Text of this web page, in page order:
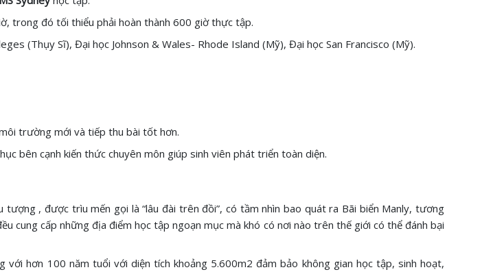
trong đó tối thiểu phải hoàn thành 600 giờ thực tập.
(Thụy Sĩ), Đại học Johnson & Wales- Rhode Island (Mỹ), Đại học San Francisco (Mỹ).
trường mới và tiếp thu bài tốt hơn.
bên cạnh kiến thức chuyên môn giúp sinh viên phát triển toàn diện.
, được trìu mến gọi là “lâu đài trên đồi”, có tầm nhìn bao quát ra Bãi biển Manly, tương
cung cấp những địa điểm học tập ngoạn mục mà khó có nơi nào trên thế giới có thể đánh bại
hơn 100 năm tuổi với diện tích khoảng 5.600m2 đảm bảo không gian học tập, sinh hoạt,